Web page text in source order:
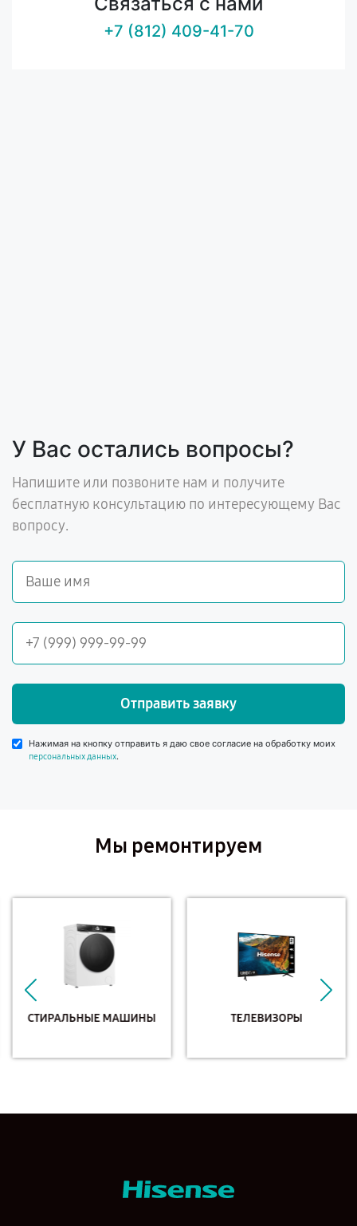
+7 (812) 409-41-70
У Вас остались вопросы?
Напишите или позвоните нам и получите
бесплатную консультацию по интересующему Вас
вопросу.
Отправить заявку
Нажимая на кнопку отправить я даю свое согласие на обработку моих
персональных данных.
Мы ремонтируем
СТИРАЛЬНЫЕ МАШИНЫ ТЕЛЕВИЗОРЫ